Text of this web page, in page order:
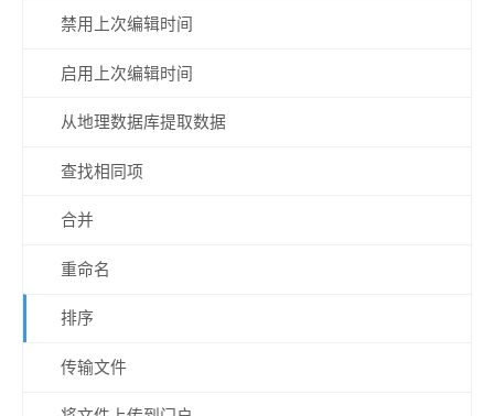
禁用上次编辑时间
启用上次编辑时间
从地理数据库提取数据
查找相同项
合并
重命名
排序
传输文件